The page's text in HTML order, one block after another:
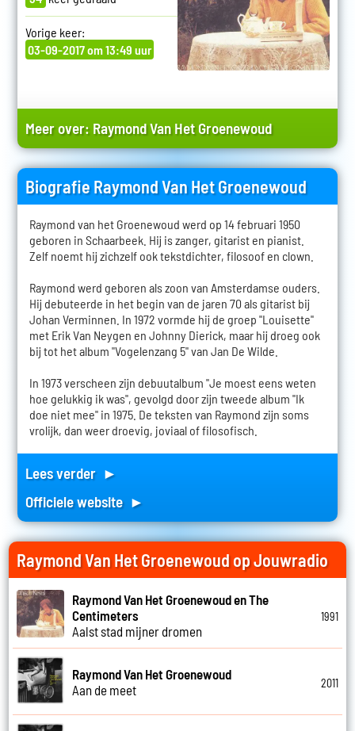
Vorige keer:
03-09-2017 om 13:49 uur
Meer over: Raymond Van Het Groenewoud
Biografie Raymond Van Het Groenewoud
Raymond van het Groenewoud werd op 14 februari 1950
geboren in Schaarbeek. Hij is zanger, gitarist en pianist.
Zelf noemt hij zichzelf ook tekstdichter, filosoof en clown.
Raymond werd geboren als zoon van Amsterdamse ouders.
Hij debuteerde in het begin van de jaren 70 als gitarist bij
Johan Verminnen. In 1972 vormde hij de groep "Louisette"
met Erik Van Neygen en Johnny Dierick, maar hij droeg ook
bij tot het album "Vogelenzang 5" van Jan De Wilde.
In 1973 verscheen zijn debuutalbum "Je moest eens weten
hoe gelukkig ik was", gevolgd door zijn tweede album "Ik
doe niet mee" in 1975. De teksten van Raymond zijn soms
vrolijk, dan weer droevig, joviaal of filosofisch.
Lees verder ►
Officiele website ►
Raymond Van Het Groenewoud op Jouwradio
Raymond Van Het Groenewoud en The
Centimeters
Aalst stad mijner dromen
1991
Raymond Van Het Groenewoud
Aan de meet
2011